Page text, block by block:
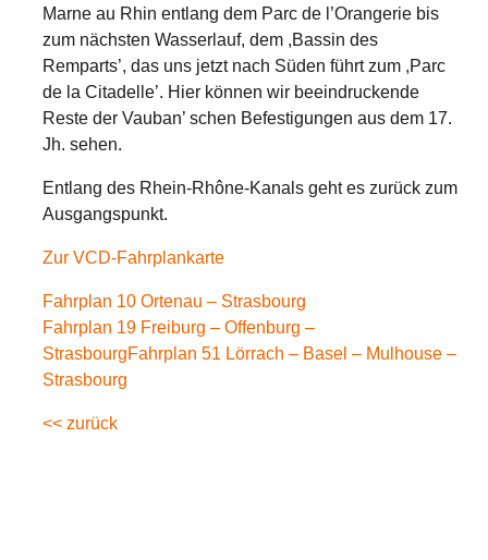
Marne au Rhin entlang dem Parc de l’Orangerie bis
zum nächsten Wasserlauf, dem ,Bassin des
Remparts’, das uns jetzt nach Süden führt zum ,Parc
de la Citadelle’. Hier können wir beeindruckende
Reste der Vauban’ schen Befestigungen aus dem 17.
Jh. sehen.
Entlang des Rhein-Rhône-Kanals geht es zurück zum
Ausgangspunkt.
Zur VCD-Fahrplankarte
Fahrplan 10 Ortenau – Strasbourg
Fahrplan 19 Freiburg – Offenburg –
StrasbourgFahrplan 51 Lörrach – Basel – Mulhouse –
Strasbourg
<< zurück